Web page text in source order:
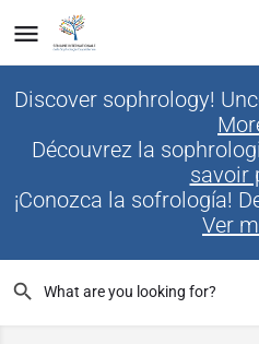
Discover sophrology!
Découvrez la
savoir
¡Conozca la sofrología!
Ver